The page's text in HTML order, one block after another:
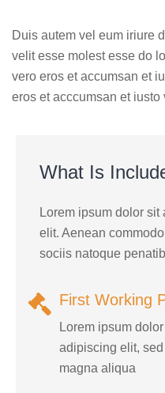
Duis autem vel eum iriure
velit esse molest esse do
vero eros et accumsan et
eros et acccumsan et iusto
What Is
Lorem ipsum dolor
elit. Aenean
sociis natoque
First Working
Lorem ipsum
adipiscing elit,
magna aliqua